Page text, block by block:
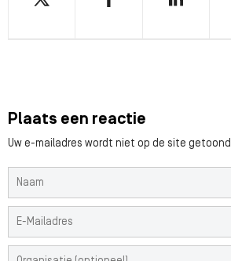
Plaats een reactie
Uw e-mailadres wordt niet op de site getoond